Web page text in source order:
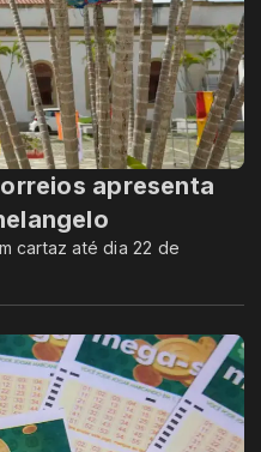
apresenta
cartaz até dia 22 de